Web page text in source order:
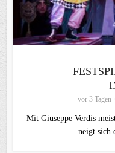
vor 3 Tagen
Mit Giuseppe Verdis
neigt sich